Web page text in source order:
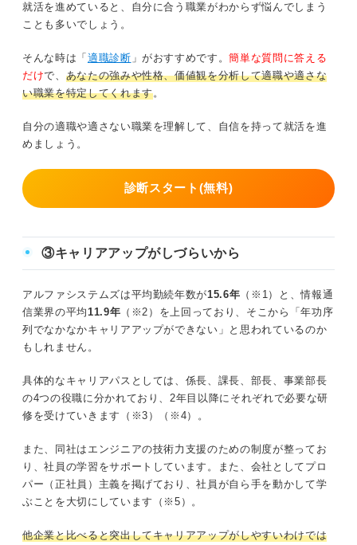
就活を進めていると、自分に合う職業がわからず悩んでしまう
ことも多いでしょう。
そんな時は「 適職診断 」がおすすめです。簡単な質問に答える
だけで、 あなたの強みや性格、価値観を分析して適職や適さな
い職業を特定してくれます。
自分の適職や適さない職業を理解して、自信を持って就活を進
めましょう。
診断スタート(無料)
③キャリアアップがしづらいから
アルファシステムズは平均勤続年数が15.6年 （※1）と、情報通
信業界の平均 11.9年 （※2）を上回っており、そこから「年功序
列でなかなかキャリアアップができない」と思われているのか
もしれません。
具体的なキャリアパスとしては、係長、課長、部長、事業部長
の4つの役職に分かれており、2年目以降にそれぞれで必要な研
修を受けていきます（※3）（※4）。
また、同社はエンジニアの技術力支援のための制度が整ってお
り、社員の学習をサポートしています。また、会社としてプロ
パー（正社員）主義を掲げており、社員が自ら手を動かして学
ぶことを大切にしています（※5）。
他企業と比べると突出してキャリアアップがしやすいわけでは